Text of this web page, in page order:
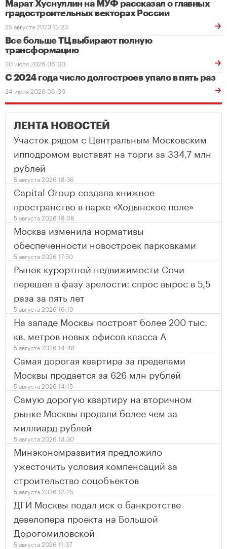
Марат Хуснуллин на МУФ рассказал о главных
градостроительных векторах России
25 августа 2023 13:23
Все больше ТЦ выбирают полную
трансформацию
30 июля 2026 06:00
С 2024 года число долгостроев упало в пять раз
24 июля 2026 06:00
ЛЕНТА НОВОСТЕЙ
Участок рядом с Центральным Московским
ипподромом выставят на торги за 334,7 млн
рублей
5 августа 2026 18:36
Capital Group создала книжное
пространство в парке «Ходынское поле»
5 августа 2026 18:08
Москва изменила нормативы
обеспеченности новостроек парковками
5 августа 2026 17:50
Рынок курортной недвижимости Сочи
перешел в фазу зрелости: спрос вырос в 5,5
раза за пять лет
5 августа 2026 16:19
На западе Москвы построят более 200 тыс.
кв. метров новых офисов класса А
5 августа 2026 14:48
Самая дорогая квартира за пределами
Москвы продается за 626 млн рублей
5 августа 2026 14:15
Самую дорогую квартиру на вторичном
рынке Москвы продали более чем за
миллиард рублей
5 августа 2026 13:30
Минэкономразвития предложило
ужесточить условия компенсаций за
строительство соцобъектов
5 августа 2026 12:25
ДГИ Москвы подал иск о банкротстве
девелопера проекта на Большой
Дорогомиловской
5 августа 2026 11:37